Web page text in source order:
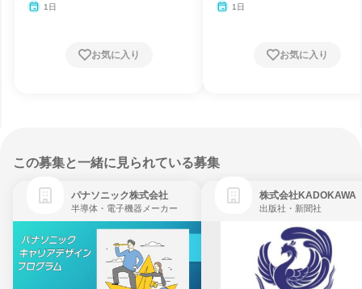
1日
お気に入り
1日
お気に入り
この募集と一緒に見られている募集
パナソニック株式会社
半導体・電子機器メーカー
株式会社KADOKAWA
出版社・新聞社